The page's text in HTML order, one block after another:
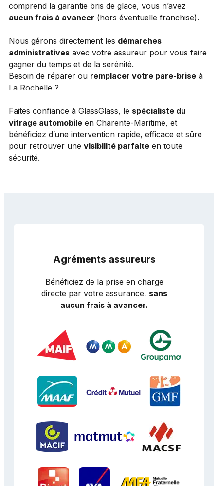
comprend la garantie bris de glace, vous n’avez
aucun frais à avancer (hors éventuelle franchise).
Nous gérons directement les démarches
administratives avec votre assureur pour vous faire
gagner du temps et de la sérénité.
Besoin de réparer ou remplacer votre pare-brise à
La Rochelle ?
Faites confiance à GlassGlass, le spécialiste du
vitrage automobile en Charente-Maritime, et
bénéficiez d’une intervention rapide, efficace et sûre
pour retrouver une visibilité parfaite en toute
sécurité.
Agréments assureurs
Bénéficiez de la prise en charge
directe par votre assurance, sans
aucun frais à avancer.